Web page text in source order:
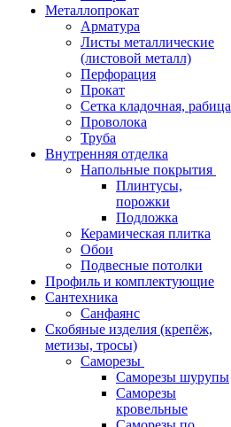
Металлопрокат
Арматура
Листы металлические
(листовой металл)
Перфорация
Прокат
Сетка кладочная, рабица
Проволока
Труба
Внутренняя отделка
Напольные покрытия
Плинтусы,
порожки
Подложка
Керамическая плитка
Обои
Подвесные потолки
Профиль и комплектующие
Сантехника
Санфаянс
Скобяные изделия (крепёж,
метизы, тросы)
Саморезы
Саморезы шурупы
Саморезы
кровельные